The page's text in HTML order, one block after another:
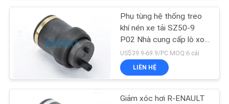
CHẤT
LƯỢNG
HỆ
CHÚNGMáy treo máy nén
177
Phụ tùng hệ thống treo
khí nén xe tải SZ50-9
P02 Nhà cung cấp lò xo
khí cao su Contitech
5010629414
US$39.9-69.9/PC MOQ:6 cái
LIÊN HỆ
Giảm xóc hơi R-ENAULT